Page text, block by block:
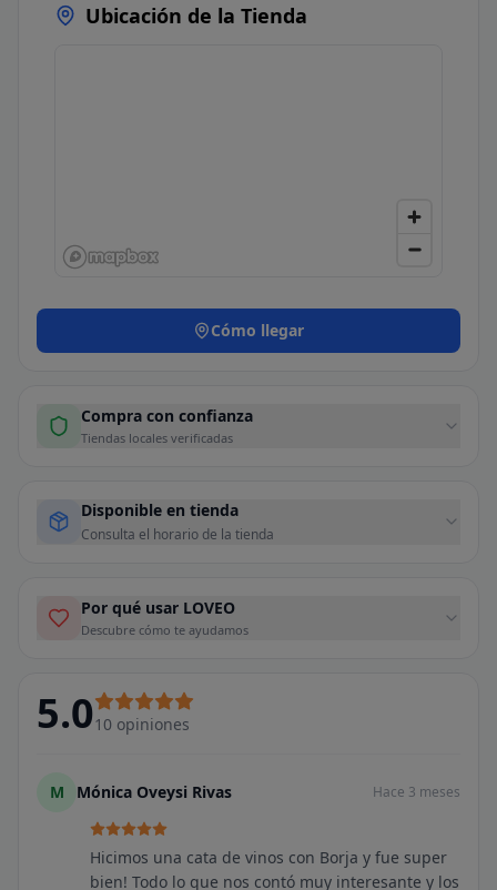
Ubicación de la Tienda
Cómo llegar
Compra con confianza
Tiendas locales verificadas
Disponible en tienda
Consulta el horario de la tienda
Por qué usar LOVEO
Descubre cómo te ayudamos
5.010 opiniones
M Mónica Oveysi Rivas Hace 3 meses
Hicimos una cata de vinos con Borja y fue super
bien! Todo lo que nos contó muy interesante y los